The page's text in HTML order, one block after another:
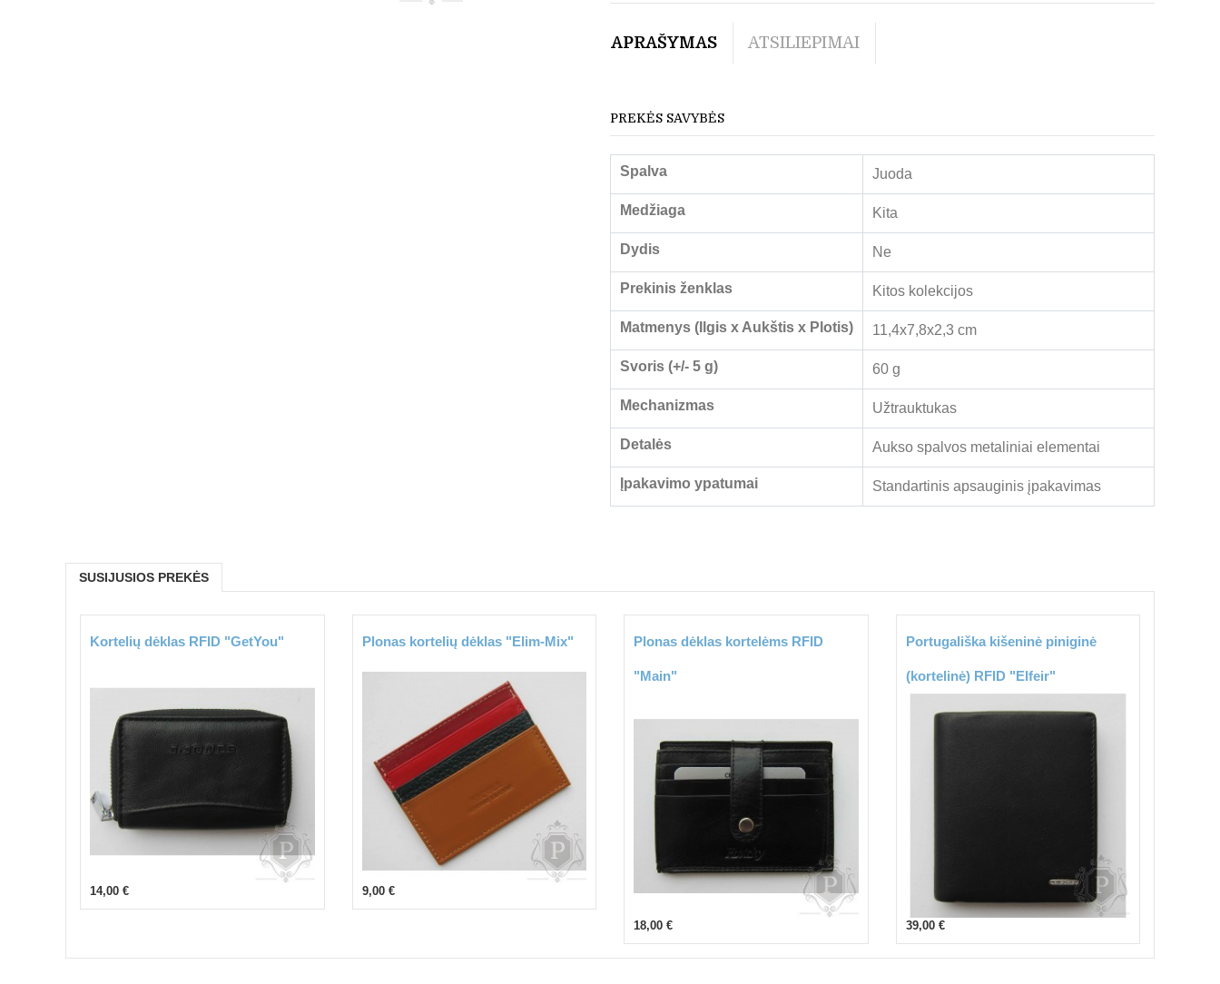
APRAŠYMAS ATSILIEPIMAI
PREKĖS SAVYBĖS
Spalva Juoda
Medžiaga Kita
Dydis Ne
Prekinis ženklas Kitos kolekcijos
Matmenys (Ilgis x Aukštis x Plotis) 11,4x7,8x2,3 cm
Svoris (+/- 5 g) 60 g
Mechanizmas Užtrauktukas
Detalės Aukso spalvos metaliniai elementai
Įpakavimo ypatumai Standartinis apsauginis įpakavimas
SUSIJUSIOS PREKĖS
Kortelių dėklas RFID "GetYou"
14,00 €
Plonas kortelių dėklas "Elim-Mix"
9,00 €
Plonas dėklas kortelėms RFID
"Main"
18,00 €
Portugališka kišeninė piniginė
(kortelinė) RFID "Elfeir"
39,00 €